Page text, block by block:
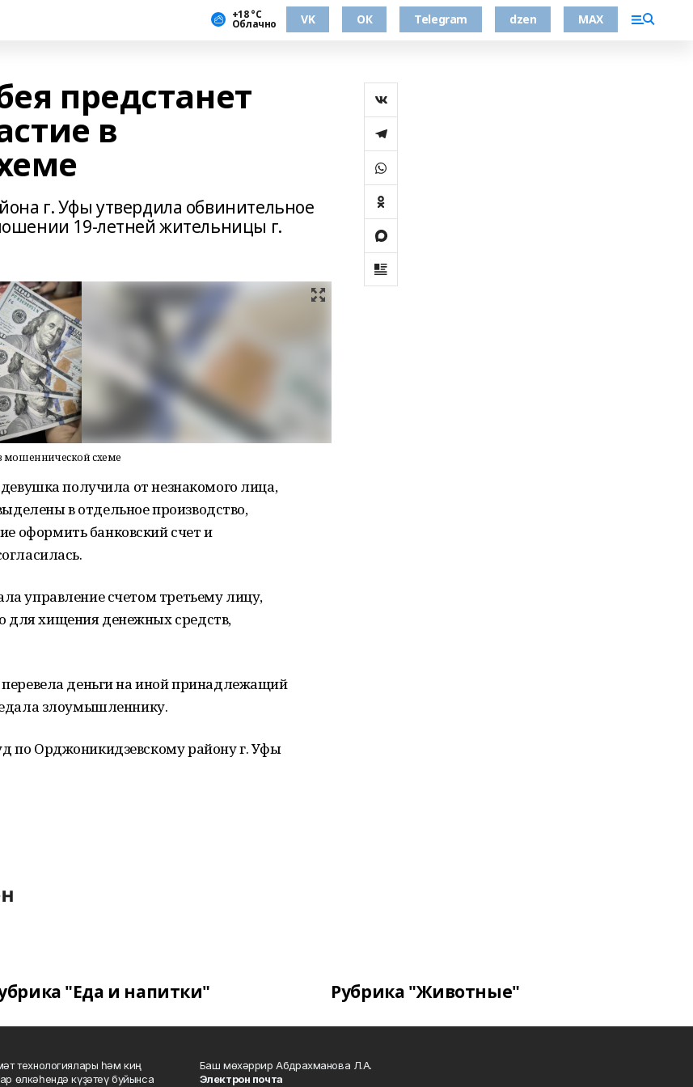
+18 °С
Облачно VK ОК Telegram dzen MAX
предстанет
в
г. Уфы утвердила обвинительное
19-летней жительницы г.
мошеннической схеме
девушка получила от незнакомого лица,
в отдельное производство,
оформить банковский счет и
управление счетом третьему лицу,
для хищения денежных средств,
перевела деньги на иной принадлежащий
злоумышленнику.
по Орджоникидзевскому району г. Уфы
"Еда и напитки" Рубрика "Животные"
технологиялары һәм киң
өлкәһендә күҙәтеү буйынса
Баш мөхәррир Абдрахманова Л.А.
Электрон почта